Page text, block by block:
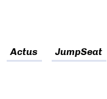
Actus JumpSeat